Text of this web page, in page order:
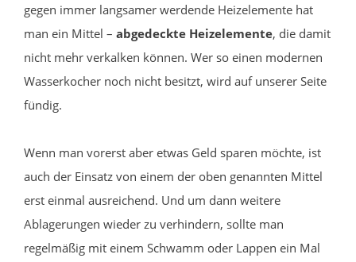
gegen immer langsamer werdende Heizelemente hat
man ein Mittel – abgedeckte Heizelemente, die damit
nicht mehr verkalken können. Wer so einen modernen
Wasserkocher noch nicht besitzt, wird auf unserer Seite
fündig.
Wenn man vorerst aber etwas Geld sparen möchte, ist
auch der Einsatz von einem der oben genannten Mittel
erst einmal ausreichend. Und um dann weitere
Ablagerungen wieder zu verhindern, sollte man
regelmäßig mit einem Schwamm oder Lappen ein Mal